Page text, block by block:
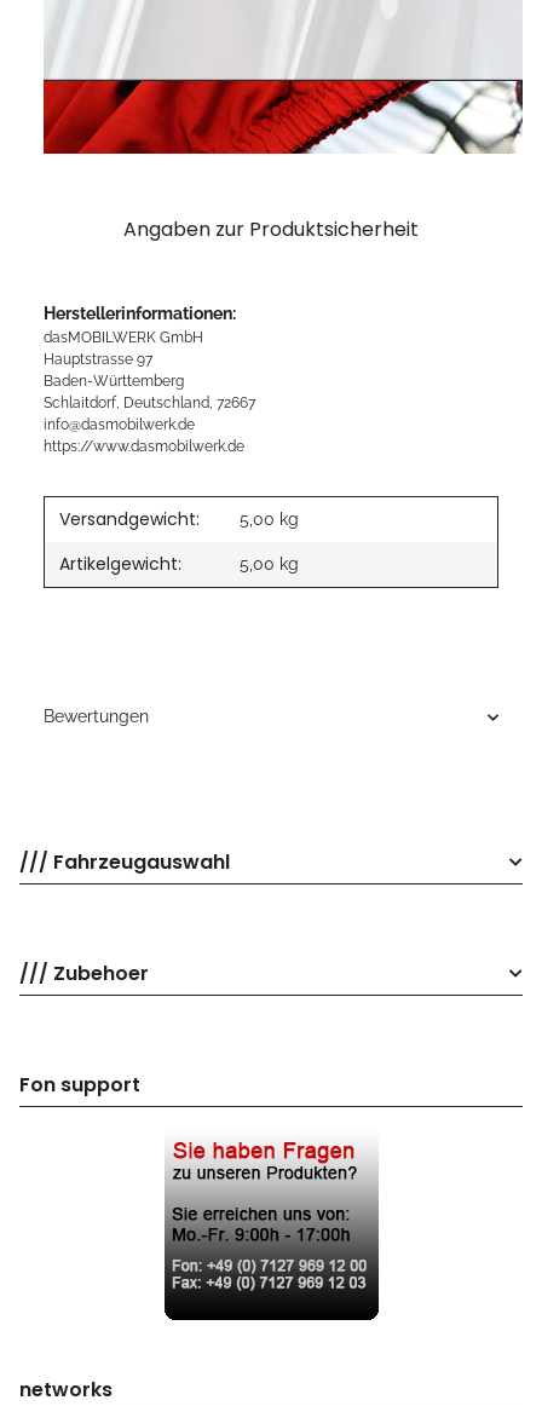
Angaben zur Produktsicherheit
Herstellerinformationen:
dasMOBILWERK GmbH
Hauptstrasse 97
Baden-Württemberg
Schlaitdorf, Deutschland, 72667
info@dasmobilwerk.de
https://www.dasmobilwerk.de
Versandgewicht: 5,00 kg
Artikelgewicht: 5,00 kg
Bewertungen
/// Fahrzeugauswahl
/// Zubehoer
Fon support
networks